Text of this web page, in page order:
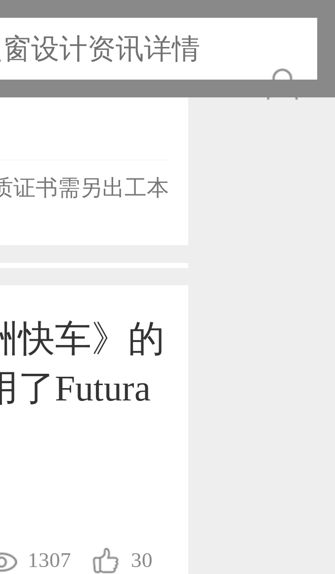
设计资讯详情
户作品已成功备案！
户作品已成功备案！
户作品已成功备案！
户作品已成功备案！
户作品已成功备案！
证书需另出工本
快车》的
了Futura
1307 30